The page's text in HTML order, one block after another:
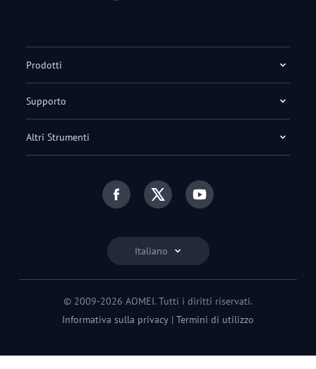
Italiano
Prodotti
Supporto
Altri Strumenti
© 2009-2026 AOMEI. Tutti i diritti riservati.
Informativa sulla privacy | Termini di utilizzo